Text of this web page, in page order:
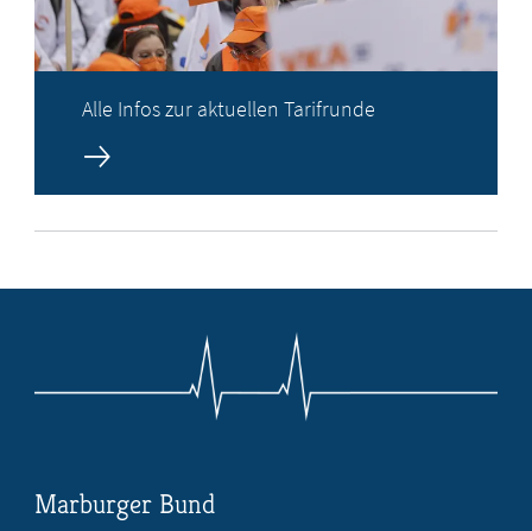
Alle Infos zur aktuellen Tarifrunde
Marburger Bund